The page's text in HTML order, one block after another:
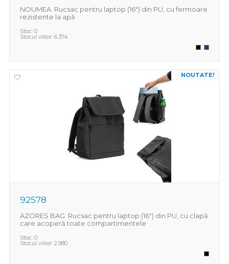
NOUMEA. Rucsac pentru laptop (16") din PU, cu fermoare
rezistente la apă
Stoc: 0
Stocul viitor: 6.374
NOUTATE!
92578
AZORES BAG. Rucsac pentru laptop (16") din PU, cu clapă
care acoperă toate compartimentele
Stoc: 0
Stocul viitor: 2.980